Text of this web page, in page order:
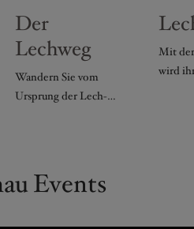
Der
Lechweg
Wandern Sie vom
Ursprung der Lech-
Mit
wird
Events